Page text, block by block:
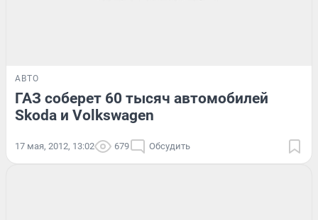
АВТО
ГАЗ соберет 60 тысяч автомобилей
Skoda и Volkswagen
17 мая, 2012, 13:02 679 Обсудить